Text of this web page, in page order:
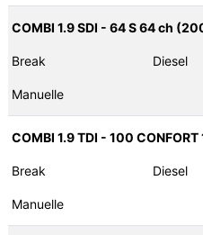
COMBI 1.9 SDI - 64 S 64 ch
Break Diesel
Manuelle
COMBI 1.9 TDI - 100
Break Diesel
Manuelle